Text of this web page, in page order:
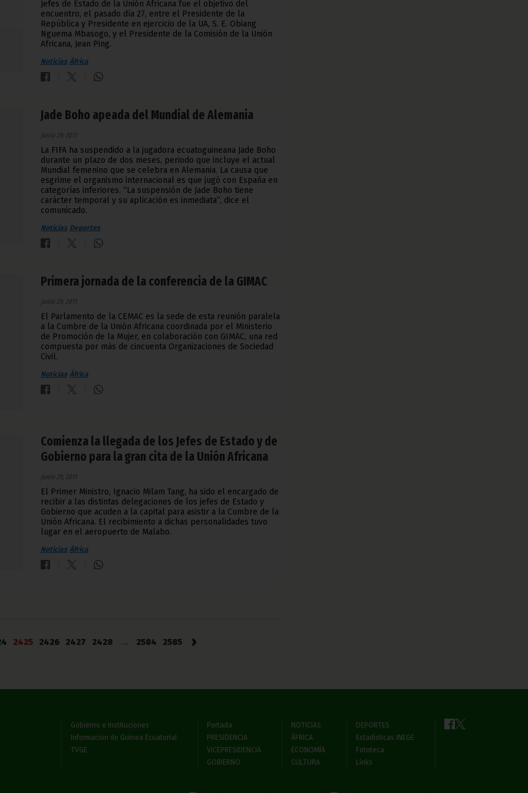
Jefes de Estado de la Unión Africana fue el objetivo del
encuentro, el pasado día 27, entre el Presidente de la
República y Presidente en ejercicio de la UA, S. E. Obiang
Nguema Mbasogo, y el Presidente de la Comisión de la Unión
Africana, Jean Ping.
Noticias África
Jade Boho apeada del Mundial de Alemania
junio 29, 2011
La FIFA ha suspendido a la jugadora ecuatoguineana Jade Boho
durante un plazo de dos meses, periodo que incluye el actual
Mundial femenino que se celebra en Alemania. La causa que
esgrime el organismo internacional es que jugó con España en
categorías inferiores. “La suspensión de Jade Boho tiene
carácter temporal y su aplicación es inmediata”, dice el
comunicado.
Noticias Deportes
Primera jornada de la conferencia de la GIMAC
junio 29, 2011
El Parlamento de la CEMAC es la sede de esta reunión paralela
a la Cumbre de la Unión Africana coordinada por el Ministerio
de Promoción de la Mujer, en colaboración con GIMAC, una red
compuesta por más de cincuenta Organizaciones de Sociedad
Civil.
Noticias África
Comienza la llegada de los Jefes de Estado y de
Gobierno para la gran cita de la Unión Africana
junio 29, 2011
El Primer Ministro, Ignacio Milam Tang, ha sido el encargado de
recibir a las distintas delegaciones de los jefes de Estado y
Gobierno que acuden a la capital para asistir a la Cumbre de la
Unión Africana. El recibimiento a dichas personalidades tuvo
lugar en el aeropuerto de Malabo.
Noticias África
2425 2426 2427 2428 2584 2585 ›
Gobierno e Instituciones
Información de Guinea Ecuatorial
TVGE
Portada
PRESIDENCIA
VICEPRESIDENCIA
GOBIERNO
NOTICIAS
ÁFRICA
ECONOMÍA
CULTURA
DEPORTES
Estadísticas INEGE
Fototeca
Links